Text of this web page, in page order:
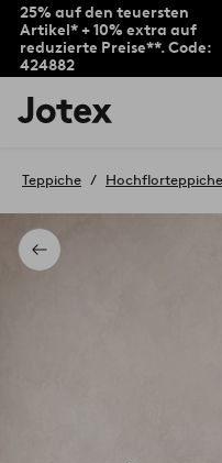
25% auf den teuersten
Artikel* + 10% extra auf
reduzierte Preise**. Code:
424882
Jotex-
Logo
Startseite
Zurück
Teppiche